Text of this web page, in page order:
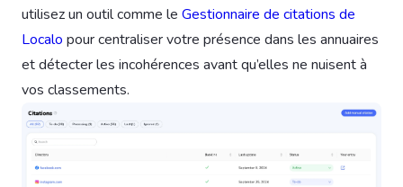
utilisez un outil comme le Gestionnaire de citations de
Localo pour centraliser votre présence dans les annuaires
et détecter les incohérences avant qu’elles ne nuisent à
vos classements.